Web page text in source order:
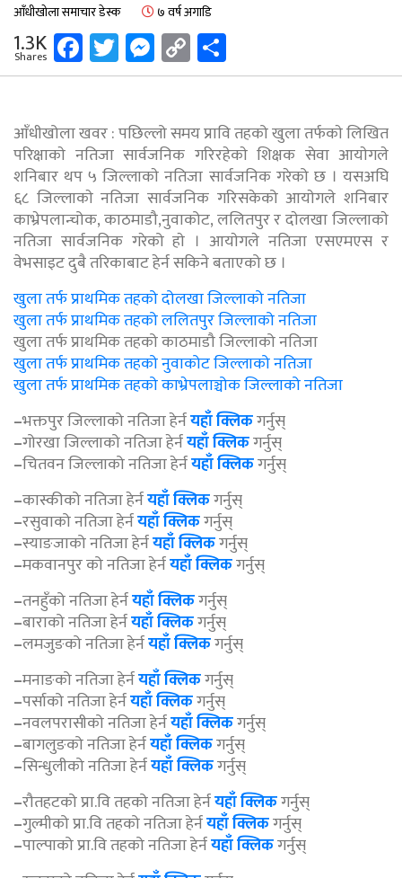
आँधीखोला समाचार डेस्क ७ वर्ष अगाडि
1.3K
Shares Facebook
Twitter
Messenger
Copy
Link
आँधीखोला खवर : पछिल्लो समय प्रावि तहको खुला तर्फकाे लिखित
परिक्षाकाे नतिजा सार्वजनिक गरिरहेकाे शिक्षक सेवा आयाेगले
शनिबार थप ५ जिल्लाकाे नतिजा सार्वजनिक गरेको छ । यसअघि
६८ जिल्लाकाे नतिजा सार्वजनिक गरिसकेको आयाेगले शनिबार
काभ्रेपलान्चोक, काठमाडौ,नुवाकोट, ललितपुर र दाेलखा जिल्लाकाे
नतिजा सार्वजनिक गरेको हाे । आयाेगले नतिजा एसएमएस र
वेभसाइट दुबै तरिकाबाट हेर्न सकिने बताएको छ ।
खुला तर्फ प्राथमिक तहको दोलखा जिल्लाको नतिजा
खुला तर्फ प्राथमिक तहको ललितपुर जिल्लाको नतिजा
खुला तर्फ प्राथमिक तहको काठमाडौ जिल्लाको नतिजा
खुला तर्फ प्राथमिक तहको नुवाकोट जिल्लाको नतिजा
खुला तर्फ प्राथमिक तहको काभ्रेपलाञ्चोक जिल्लाको नतिजा
–भक्तपुर जिल्लाको नतिजा हेर्नयहाँ क्लिकगर्नुस्
–गोरखा जिल्लाको नतिजा हेर्नयहाँ क्लिकगर्नुस्
–चितवन जिल्लाको नतिजा हेर्नयहाँ क्लिकगर्नुस्
–कास्कीको नतिजा हेर्नयहाँ क्लिकगर्नुस्
–रसुवाको नतिजा हेर्नयहाँ क्लिकगर्नुस्
–स्याङजाको नतिजा हेर्नयहाँ क्लिकगर्नुस्
–मकवानपुर को नतिजा हेर्नयहाँ क्लिकगर्नुस्
–तनहुँको नतिजा हेर्नयहाँ क्लिकगर्नुस्
–बाराको नतिजा हेर्नयहाँ क्लिकगर्नुस्
–लमजुङको नतिजा हेर्नयहाँ क्लिकगर्नुस्
–मनाङको नतिजा हेर्नयहाँ क्लिकगर्नुस्
–पर्साको नतिजा हेर्नयहाँ क्लिकगर्नुस्
–नवलपरासीको नतिजा हेर्नयहाँ क्लिकगर्नुस्
–बागलुङको नतिजा हेर्नयहाँ क्लिकगर्नुस्
–सिन्धुलीको नतिजा हेर्नयहाँ क्लिकगर्नुस्
–रौतहटको प्रा.वि तहको नतिजा हेर्नयहाँ क्लिकगर्नुस्
–गुल्मीको प्रा.वि तहको नतिजा हेर्नयहाँ क्लिकगर्नुस्
–पाल्पाको प्रा.वि तहको नतिजा हेर्नयहाँ क्लिकगर्नुस्